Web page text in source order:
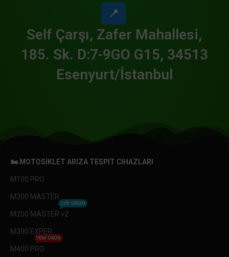
📍
Self Çarşı, Zafer Mahallesi,
185. Sk. D:7-9GO G15, 34513
Esenyurt/İstanbul
🏍️ MOTOSIKLET ARIZA TESPIT CIHAZLARI
M100 PRO
M200 MASTER
M200 MASTER v2
ÇOK SATAN
M300 EXPER
M400 PRO
YENI ÜRÜN